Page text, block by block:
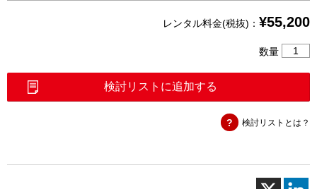
レンタル料金(税抜)： ¥55,200
数量
（
検討リストに追加する
検討リストとは？